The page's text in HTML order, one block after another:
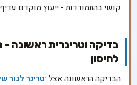
קושי בהתמודדות - ייעוץ מוקדם
בדיקה וטרינרית ראשונה
לחיסון
הבדיקה הראשונה אצל וטרינר לגור